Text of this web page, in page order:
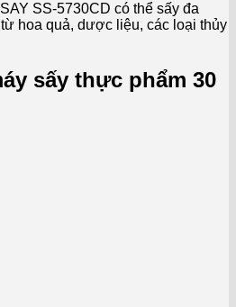
SS-5730CD có thể sấy đa
hoa quả, dược liệu, các loại thủy
sấy thực phẩm 30